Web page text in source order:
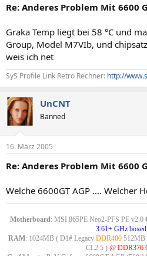
Re: Anderes Problem Mit 6600
Graka Temp liegt bei 58 °C und
Group, Model M7VIb, und
weis ich net
SyS Profile Link Retro Rechner: http://
UnCNT
Banned
16. März 2005
Re: Anderes Problem Mit 6600
Welche 6600GT AGP .... Welcher
Motherboard: MSI 865PE Neo2-PFS PE v2.0
3.61+ GHz
RAM: 1024MB ( D1# Legacy DDR400512MB
CL2.5 ) @ DDR376